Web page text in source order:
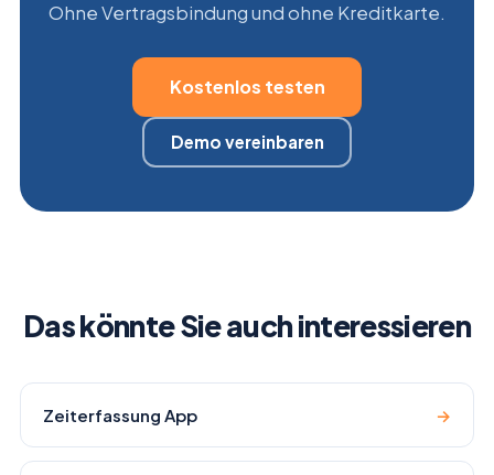
Ohne Vertragsbindung und ohne Kreditkarte.
Kostenlos testen
Demo vereinbaren
Das könnte Sie auch interessieren
Zeiterfassung App →